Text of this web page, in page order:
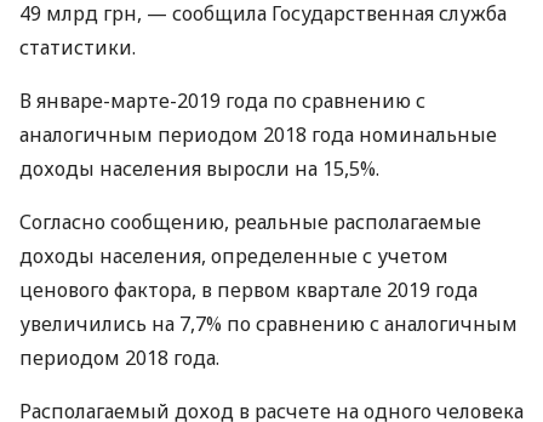
49 млрд грн, — сообщила Государственная служба
статистики.
В январе-марте-2019 года по сравнению с
аналогичным периодом 2018 года номинальные
доходы населения выросли на 15,5%.
Согласно сообщению, реальные располагаемые
доходы населения, определенные с учетом
ценового фактора, в первом квартале 2019 года
увеличились на 7,7% по сравнению с аналогичным
периодом 2018 года.
Располагаемый доход в расчете на одного человека